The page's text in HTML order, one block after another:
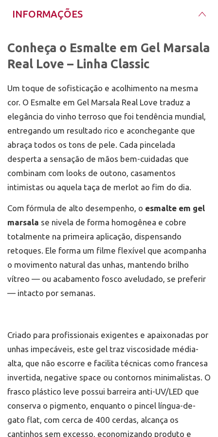
Adicione o Esmalte em Gel Marsala Real Love ao
carrinho e ofereça às suas clientes um tom
envios para o restante do Brasil pelo prazo da
transportadora. Visite nossa loja física perto do
Barra Shopping e descubra milhares de géis
INFORMAÇÕES
Conheça o Esmalte em Gel Marsala
Real Love – Linha Classic
Um toque de sofisticação e acolhimento na mesma
cor. O Esmalte em Gel Marsala Real Love traduz a
elegância do vinho terroso que foi tendência mundial,
entregando um resultado rico e aconchegante que
abraça todos os tons de pele. Cada pincelada
desperta a sensação de mãos bem-cuidadas que
combinam com looks de outono, casamentos
intimistas ou aquela taça de merlot ao fim do dia.
Com fórmula de alto desempenho, o esmalte em gel
marsala se nivela de forma homogênea e cobre
totalmente na primeira aplicação, dispensando
retoques. Ele forma um filme flexível que acompanha
o movimento natural das unhas, mantendo brilho
vítreo — ou acabamento fosco aveludado, se preferir
— intacto por semanas.
Criado para profissionais exigentes e apaixonadas por
unhas impecáveis, este gel traz viscosidade média-
alta, que não escorre e facilita técnicas como francesa
invertida, negative space ou contornos minimalistas. O
frasco plástico leve possui barreira anti-UV/LED que
conserva o pigmento, enquanto o pincel língua-de-
gato flat, com cerca de 400 cerdas, alcança os
cantinhos sem excesso, economizando produto e